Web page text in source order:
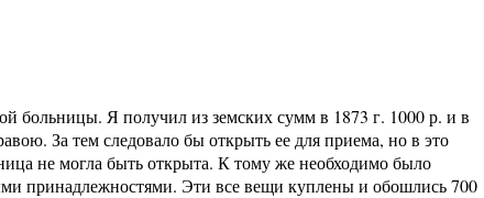
больницы. Я получил из земских сумм в 1873 г. 1000 р. и в
За тем следовало бы открыть ее для приема, но в это
не могла быть открыта. К тому же необходимо было
принадлежностями. Эти все вещи куплены и обошлись 700